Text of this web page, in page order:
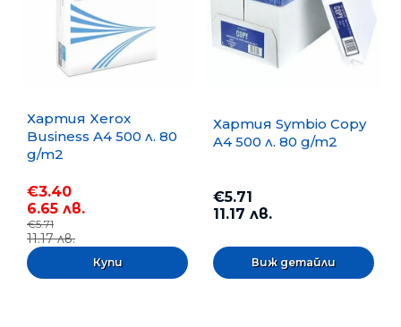
Хартия Xerox
Business A4 500 л. 80
g/m2
€3.40
6.65 лв.
€5.71
11.17 лв.
Хартия Symbio Copy
A4 500 л. 80 g/m2
€5.71
11.17 лв.
Виж детайли